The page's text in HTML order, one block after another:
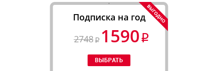
Подписка на год
2748
1590